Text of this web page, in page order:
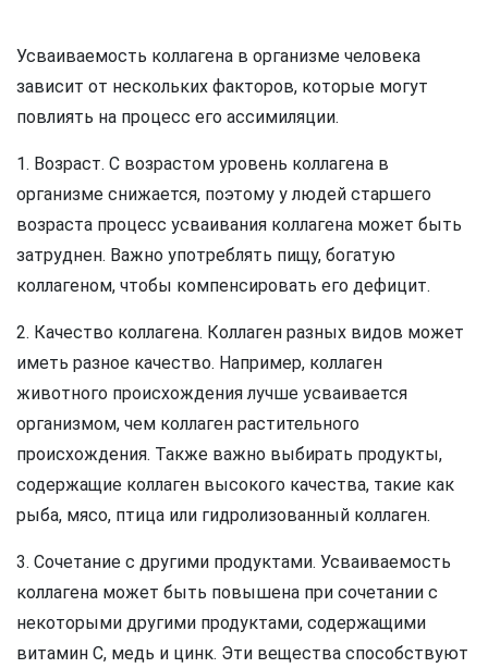
Усваиваемость коллагена в организме человека
зависит от нескольких факторов, которые могут
повлиять на процесс его ассимиляции.
1. Возраст. С возрастом уровень коллагена в
организме снижается, поэтому у людей старшего
возраста процесс усваивания коллагена может быть
затруднен. Важно употреблять пищу, богатую
коллагеном, чтобы компенсировать его дефицит.
2. Качество коллагена. Коллаген разных видов может
иметь разное качество. Например, коллаген
животного происхождения лучше усваивается
организмом, чем коллаген растительного
происхождения. Также важно выбирать продукты,
содержащие коллаген высокого качества, такие как
рыба, мясо, птица или гидролизованный коллаген.
3. Сочетание с другими продуктами. Усваиваемость
коллагена может быть повышена при сочетании с
некоторыми другими продуктами, содержащими
витамин С, медь и цинк. Эти вещества способствуют